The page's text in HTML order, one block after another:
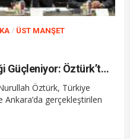
/ ÜST MANŞET
Türk- Alman İklim İş Birliği Güçleniyor: Öztürk’ten “Geleceğimiz İçin Birlikte Hareket Edeceği” Mesajı
Öztürk, Türkiye
Ankara’da gerçekleştirilen